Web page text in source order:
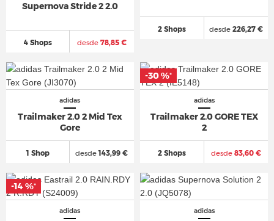
Supernova Stride 2 2.0
4 Shops desde78,85 €
2 Shops desde226,27 €
adidas
Trailmaker 2.0 2 Mid Tex
Gore
1 Shop desde143,99 €
adidas
Trailmaker 2.0 GORE TEX
2
2 Shops desde83,60 €
-30 %*
adidas
-14 %*
adidas